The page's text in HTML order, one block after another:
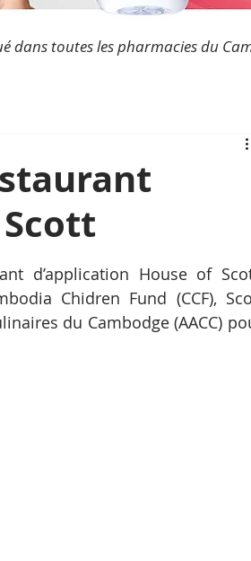
dans toutes les pharmacies du
d’application House of
Chidren Fund (CCF),
du Cambodge (AACC)